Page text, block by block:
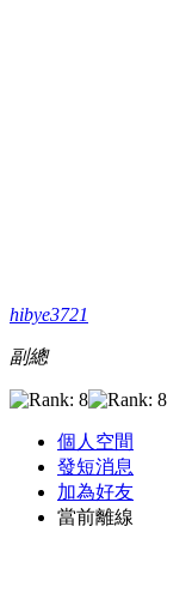
hibye3721
副總
個人空間
發短消息
加為好友
當前離線